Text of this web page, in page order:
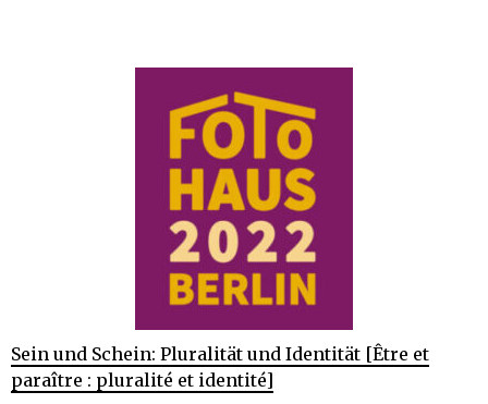
Sein und Schein: Pluralität und Identität [Être et
paraître : pluralité et identité]